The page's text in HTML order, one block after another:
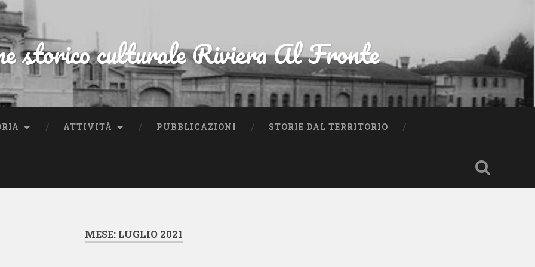
storico culturale Riviera Al Fronte
ATTIVITÀ PUBBLICAZIONI STORIE DAL TERRITORIO
MESE: LUGLIO 2021